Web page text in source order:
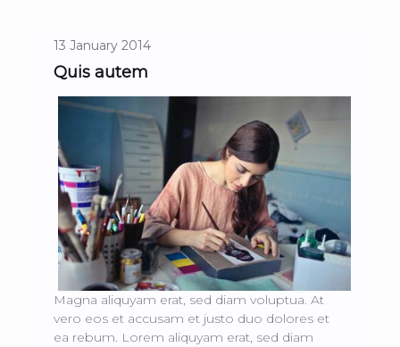
13 January 2014
Quis autem
Magna aliquyam erat, sed diam voluptua. At
vero eos et accusam et justo duo dolores et
ea rebum. Lorem aliquyam erat, sed diam